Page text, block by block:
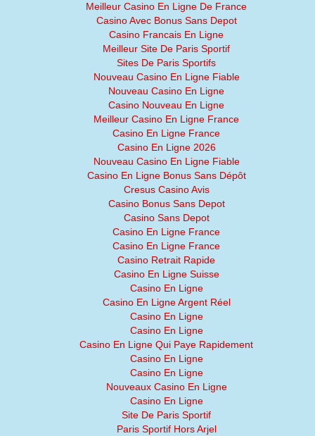
Meilleur Casino En Ligne De France
Casino Avec Bonus Sans Depot
Casino Francais En Ligne
Meilleur Site De Paris Sportif
Sites De Paris Sportifs
Nouveau Casino En Ligne Fiable
Nouveau Casino En Ligne
Casino Nouveau En Ligne
Meilleur Casino En Ligne France
Casino En Ligne France
Casino En Ligne 2026
Nouveau Casino En Ligne Fiable
Casino En Ligne Bonus Sans Dépôt
Cresus Casino Avis
Casino Bonus Sans Depot
Casino Sans Depot
Casino En Ligne France
Casino En Ligne France
Casino Retrait Rapide
Casino En Ligne Suisse
Casino En Ligne
Casino En Ligne Argent Réel
Casino En Ligne
Casino En Ligne
Casino En Ligne Qui Paye Rapidement
Casino En Ligne
Casino En Ligne
Nouveaux Casino En Ligne
Casino En Ligne
Site De Paris Sportif
Paris Sportif Hors Arjel